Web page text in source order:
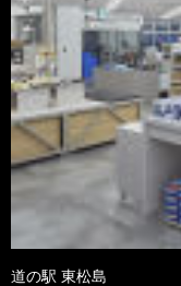
道の駅 東松島